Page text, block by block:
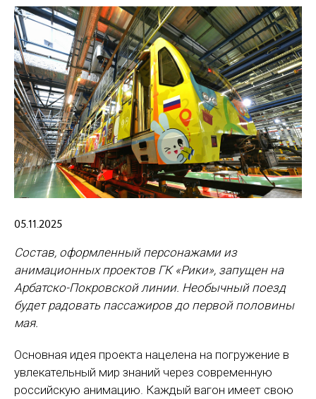
https://www.high-endrolex.com/45
05.11.2025
Состав, оформленный персонажами из
анимационных проектов ГК «Рики», запущен на
Арбатско-Покровской линии. Необычный поезд
будет радовать пассажиров до первой половины
мая.
Основная идея проекта нацелена на погружение в
увлекательный мир знаний через современную
российскую анимацию. Каждый вагон имеет свою